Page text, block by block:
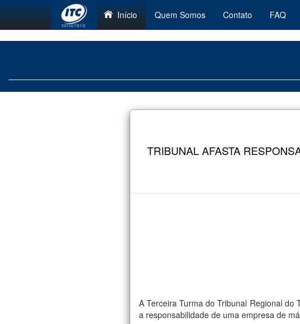
Início Quem Somos Contato FAQ
TRIBUNAL AFASTA
A Terceira Turma do Tribunal Regional do
a responsabilidade de uma empresa de